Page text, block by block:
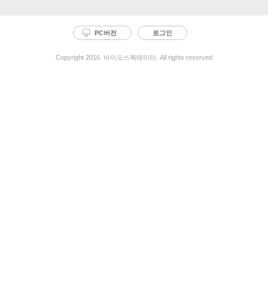
PC버전 로그인
Copyright 2016. 바이오스펙테이터. All rights reserved